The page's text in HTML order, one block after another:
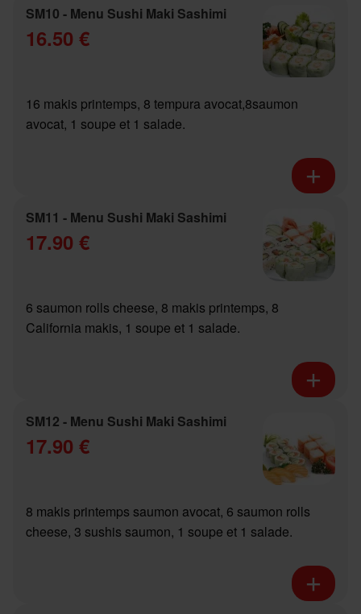
SM10 - Menu Sushi Maki Sashimi
16.50 €
16 makis printemps, 8 tempura avocat,8saumon
avocat, 1 soupe et 1 salade.
SM11 - Menu Sushi Maki Sashimi
17.90 €
6 saumon rolls cheese, 8 makis printemps, 8
California makis, 1 soupe et 1 salade.
SM12 - Menu Sushi Maki Sashimi
17.90 €
8 makis printemps saumon avocat, 6 saumon rolls
cheese, 3 sushis saumon, 1 soupe et 1 salade.